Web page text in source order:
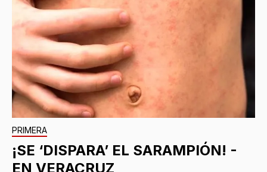
PRIMERA
¡SE ‘DISPARA’ EL SARAMPIÓN! -
EN VERACRUZ